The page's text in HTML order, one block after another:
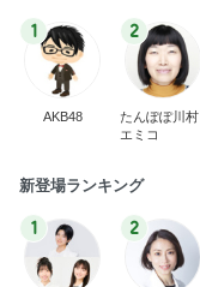
1
AKB48
2
たんぽぽ川村
エミコ
新登場ランキング
1 2